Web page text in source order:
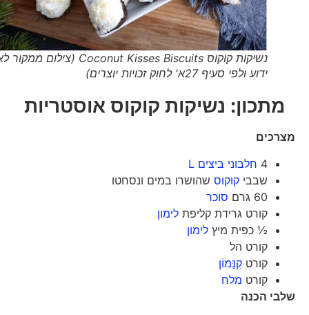
נשיקות קוקוס Coconut Kisses Biscuits (צילום ממקור לא
ידוע ולפי סעיף 27א' לחוק זכויות יוצרים)
מתכון: נשיקות קוקוס אוסטריות
מצרכים
4 חלבוני ביצים L
שבביקוקוסשהושרו במים ונסחטו
60 גרם
סוכר
קורט גרידת קליפתלימון
½ כפית מיץלימון
קורט הל
קורטקִנָּמוֹן
קורטמלח
שלבי הכנה